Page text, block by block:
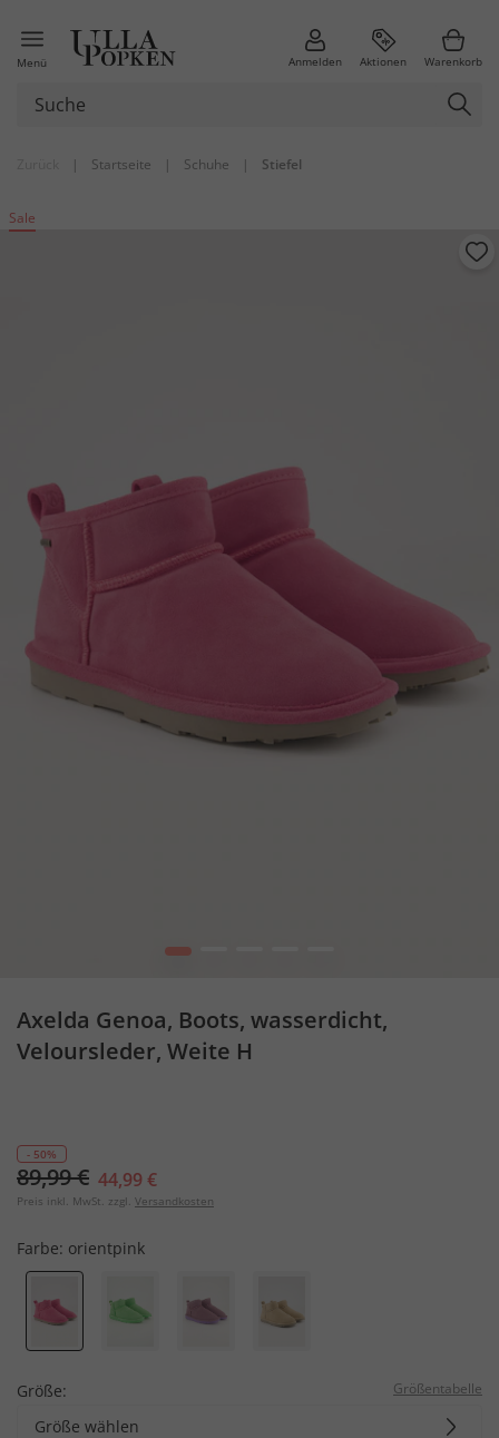
Menü Anmelden Aktionen Warenkorb
| Startseite | Schuhe | Stiefel
Sale
1
Axelda Genoa, Boots, wasserdicht,
Veloursleder, Weite H
- 50%
89,99 € 44,99 €
Preis inkl. MwSt. zzgl. Versandkosten
Farbe: orientpink
Größe: Größentabelle
Größe wählen